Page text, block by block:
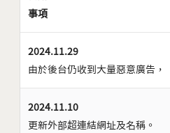
事項
2024.11.29
由於後台仍收到大量惡意廣告，
2024.11.10
更新外部超連結網址及名稱。